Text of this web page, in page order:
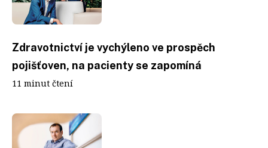
Zdravotnictví je vychýleno ve prospěch
pojišťoven, na pacienty se zapomíná
11 minut čtení